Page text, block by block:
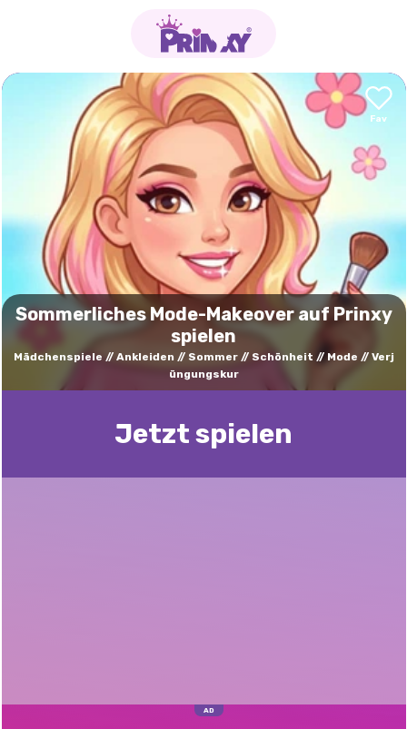
Sommerliches Mode-Makeover auf Prinxy
spielen
Mädchenspiele Ankleiden Sommer Schönheit Mode
Verj
üngungskur
Jetzt spielen